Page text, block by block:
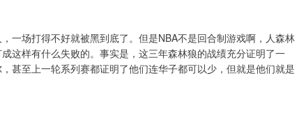
一场打得不好就被黑到底了。但是NBA不是回合制游戏啊，人森林
这样有什么失败的。事实是，这三年森林狼的战绩充分证明了一
甚至上一轮系列赛都证明了他们连华子都可以少，但就是他们就是